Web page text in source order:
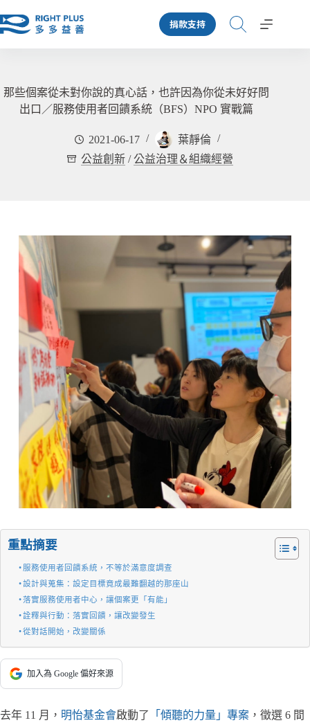
至
容
捐款支持
那些個案從未對你說的真心話，也許因為你從未好好問
出口／服務使用者回饋系統（BFS）NPO 實戰篇
2021-06-17
葉靜倫
公益創新 /公益治理＆組織經營
重點摘要
服務使用者回饋系統，不等於滿意度調查
設計與蒐集：設定目標竟成最難翻越的那座山
落實服務使用者中心，讓個案更「有能」
詮釋與行動：落實回饋，讓改變發生
從對話開始，改變關係
加入為 Google 偏好來源
去年 11 月， 明怡基金會啟動了 「傾聽的力量」專案 ，徵選 6 間